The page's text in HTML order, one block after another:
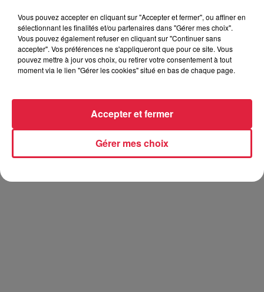
De Neuf-Brisach à Breisach-am-Rhein, avec pour fil conducteur Vauban. /
@Top Music - CR
Vous pouvez accepter en cliquant sur "Accepter et fermer", ou affiner en
sélectionnant les finalités et/ou partenaires dans "Gérer mes choix".
Vous pouvez également refuser en cliquant sur "Continuer sans
accepter". Vos préférences ne s'appliqueront que pour ce site. Vous
pouvez mettre à jour vos choix, ou retirer votre consentement à tout
moment via le lien "Gérer les cookies" situé en bas de chaque page.
Gérer mes choix
Accepter et fermer